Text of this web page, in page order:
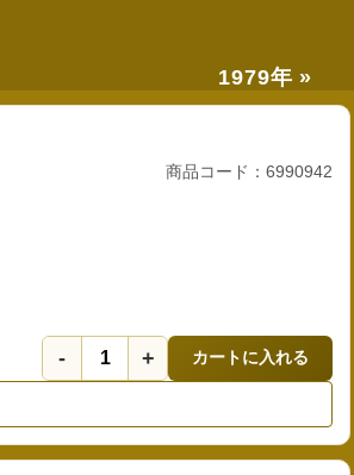
1979年 »
商品コード：6990942
- + カートに入れる